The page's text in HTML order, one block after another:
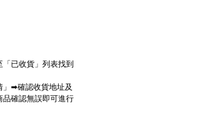
已收貨」列表找到
」➡確認收貨地址及
品確認無誤即可進行